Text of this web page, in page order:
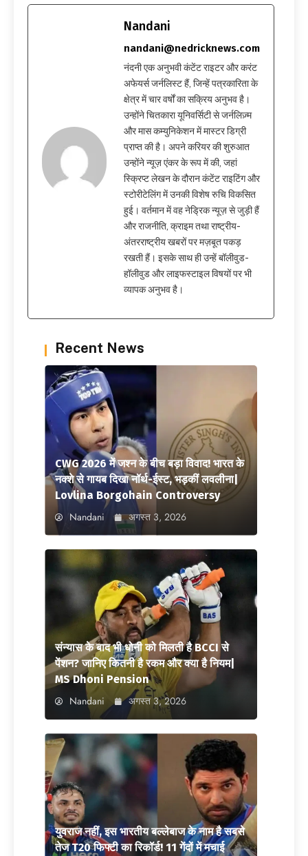
Nandani
nandani@nedricknews.com
नंदनी एक अनुभवी कंटेंट राइटर और करंट
अफेयर्स जर्नलिस्ट हैं, जिन्हें पत्रकारिता के
क्षेत्र में चार वर्षों का सक्रिय अनुभव है।
उन्होंने चितकारा यूनिवर्सिटी से जर्नलिज़्म
और मास कम्युनिकेशन में मास्टर डिग्री
प्राप्त की है। अपने करियर की शुरुआत
उन्होंने न्यूज़ एंकर के रूप में की, जहां
स्क्रिप्ट लेखन के दौरान कंटेंट राइटिंग और
स्टोरीटेलिंग में उनकी विशेष रुचि विकसित
हुई। वर्तमान में वह नेड्रिक न्यूज़ से जुड़ी हैं
और राजनीति, क्राइम तथा राष्ट्रीय-
अंतरराष्ट्रीय खबरों पर मज़बूत पकड़
रखती हैं। इसके साथ ही उन्हें बॉलीवुड-
हॉलीवुड और लाइफस्टाइल विषयों पर भी
व्यापक अनुभव है।
Recent News
CWG 2026 में जश्न के बीच बड़ा विवाद! भारत के
नक्शे से गायब दिखा नॉर्थ-ईस्ट, भड़कीं लवलीना|
Lovlina Borgohain Controversy
Nandani अगस्त 3, 2026
संन्यास के बाद भी धोनी को मिलती है BCCI से
पेंशन? जानिए कितनी है रकम और क्या है नियम|
MS Dhoni Pension
Nandani अगस्त 3, 2026
युवराज नहीं, इस भारतीय बल्लेबाज के नाम है सबसे
तेज T20 फिफ्टी का रिकॉर्ड! 11 गेंदों में मचाई